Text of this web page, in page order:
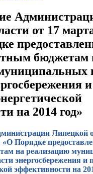
от 17
бюджетам
и
на 2014 год»
Липецкой
«О Порядке
на реализацию
энергосбережения
эффективности на